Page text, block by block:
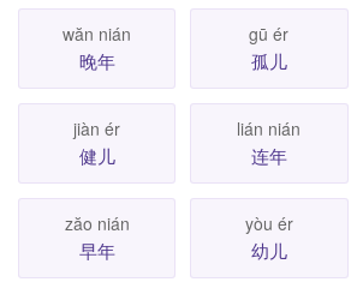
wăn nián
晚年
gū ér
孤儿
jiàn ér
健儿
lián nián
连年
zăo nián
早年
yòu ér
幼儿